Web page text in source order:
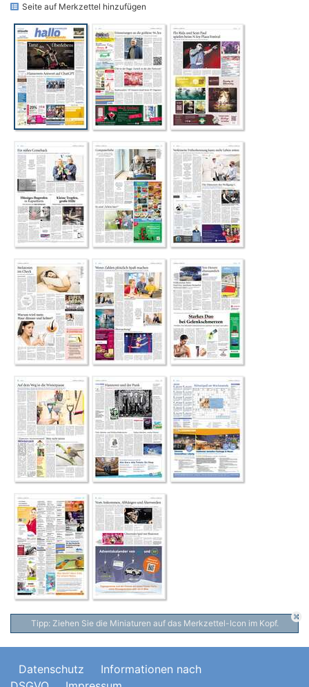
Seite auf Merkzettel hinzufügen
Tipp: Ziehen Sie die Miniaturen auf das Merkzettel-Icon im Kopf.
Datenschutz
Informationen nach